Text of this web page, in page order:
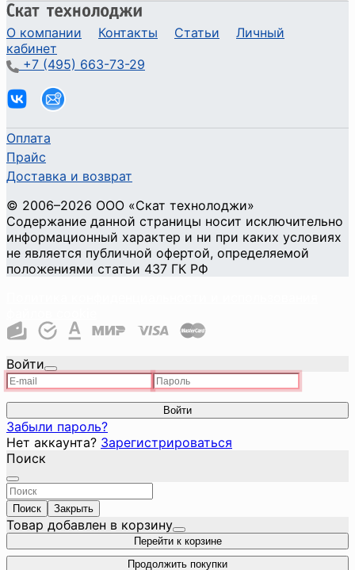
О компании Контакты Статьи
Личный
кабинет
+7 (495) 663-73-29
Оплата
Прайс
Доставка и возврат
© 2006–2026 ООО «Скат технолоджи»
Содержание данной страницы носит исключительно
информационный характер и ни при каких условиях
не является публичной офертой, определяемой
положениями статьи 437 ГК РФ
Войти
Войти
Забыли пароль?
Нет аккаунта? Зарегистрироваться
Поиск
Поиск Закрыть
Товар добавлен в корзину
Перейти к корзине
Продолжить покупки